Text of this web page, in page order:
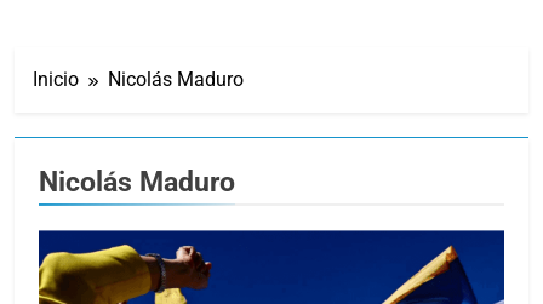
Inicio Nicolás Maduro
Nicolás Maduro